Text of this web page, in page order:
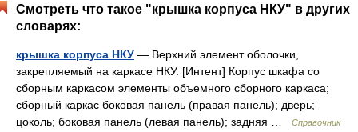
Смотреть что такое "крышка корпуса НКУ" в других
словарях:
крышка корпуса НКУ — Верхний элемент оболочки,
закрепляемый на каркасе НКУ. [Интент] Корпус шкафа со
сборным каркасом элементы объемного сборного каркаса;
сборный каркас боковая панель (правая панель); дверь;
цоколь; боковая панель (левая панель); задняя …
Справочник